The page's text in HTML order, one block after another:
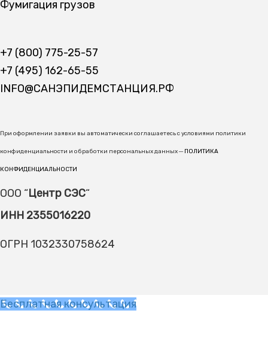
Фумигация грузов
+7 (800) 775-25-57
+7 (495) 162-65-55
INFO@САНЭПИДЕМСТАНЦИЯ.РФ
При оформлении заявки вы автоматически соглашаетесь с условиями политики
конфиденциальности и обработки персональных данных ─ ПОЛИТИКА
КОНФИДЕНЦИАЛЬНОСТИ
ООО “Центр СЭС“
ИНН 2355016220
ОГРН 1032330758624
Бесплатная консультация